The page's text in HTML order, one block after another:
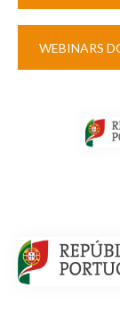
WEBINARS